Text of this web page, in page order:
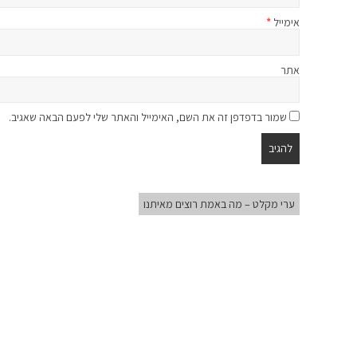
אימייל *
אתר
שמור בדפדפן זה את השם, האימייל והאתר שלי לפעם הבאה שאגיב.
ערי מקלט – מה באמת רוצים מאיתנו